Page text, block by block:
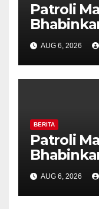
Patroli
Pilar
Perkuat
Diajak
AUG 6, 2026
BERITA
Patroli
Pilar
Perkuat
Diajak
AUG 6, 2026